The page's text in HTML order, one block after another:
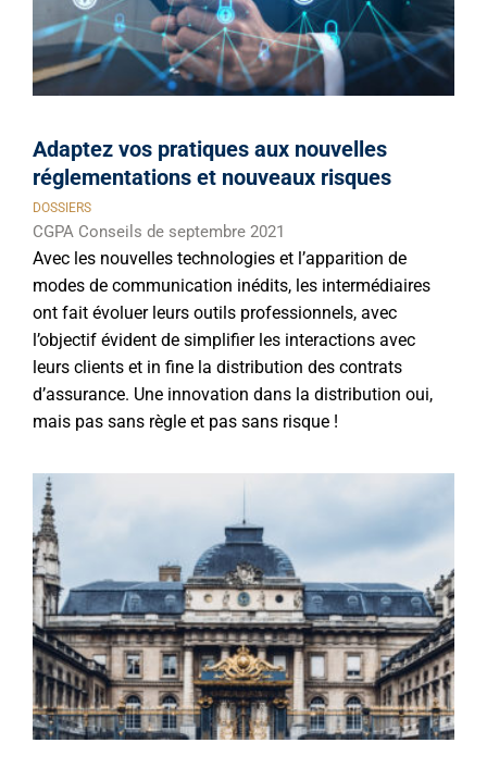
Adaptez vos pratiques aux nouvelles
réglementations et nouveaux risques
DOSSIERS
CGPA Conseils de septembre 2021
Avec les nouvelles technologies et l’apparition de
modes de communication inédits, les intermédiaires
ont fait évoluer leurs outils professionnels, avec
l’objectif évident de simplifier les interactions avec
leurs clients et in fine la distribution des contrats
d’assurance. Une innovation dans la distribution oui,
mais pas sans règle et pas sans risque !